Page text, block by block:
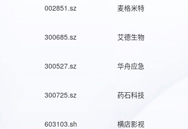
002851.sz 麦格米特
300685.sz 艾德生物
300527.sz 华舟应急
300725.sz 药石科技
603103.sh 横店影视